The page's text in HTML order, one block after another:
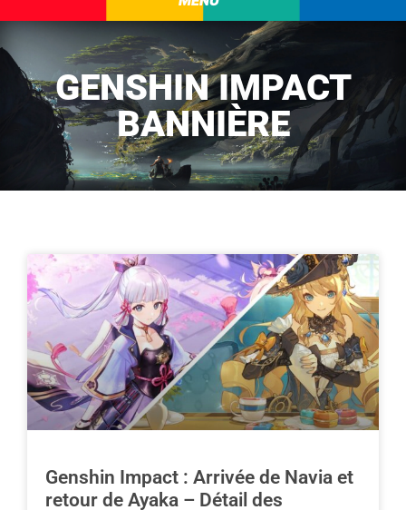
GENSHIN IMPACT
BANNIÈRE
Genshin Impact : Arrivée de Navia et
retour de Ayaka – Détail des